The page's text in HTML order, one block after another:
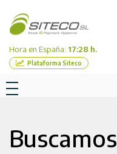
Hora en España: 17:28 h.
Plataforma Siteco
Buscamos